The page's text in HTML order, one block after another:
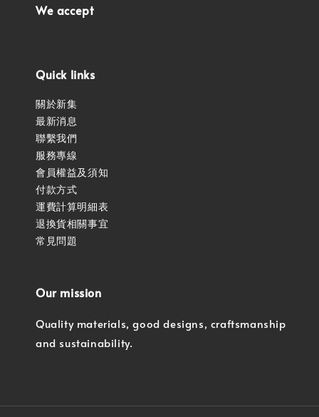
We accept
Quick links
關於新集
最新消息
聯繫我們
服務專線
會員權益及須知
付款方式
運費計算明細表
退換貨相關事宜
常見問題
Our mission
Quality materials, good designs, craftsmanship
and sustainability.